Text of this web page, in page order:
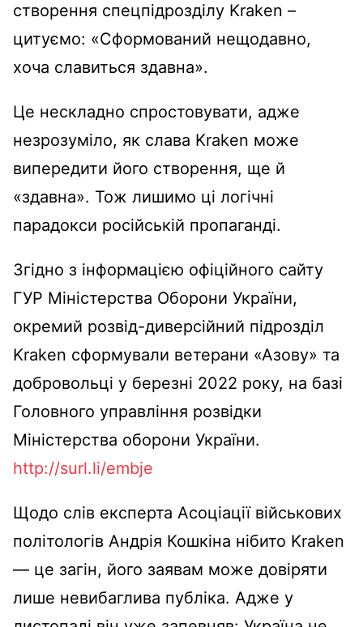
створення спецпідрозділу Kraken –
цитуємо: «Сформований нещодавно,
хоча славиться здавна».
Це нескладно спростовувати, адже
незрозуміло, як слава Kraken може
випередити його створення, ще й
«здавна». Тож лишимо ці логічні
парадокси російській пропаганді.
Згідно з інформацією офіційного сайту
ГУР Міністерства Оборони України,
окремий розвід-диверсійний підрозділ
Kraken сформували ветерани «Азову» та
добровольці у березні 2022 року, на базі
Головного управління розвідки
Міністерства оборони України.
http://surl.li/embje
Щодо слів експерта Асоціації військових
політологів Андрія Кошкіна нібито Kraken
— це загін, його заявам може довіряти
лише невибаглива публіка. Адже у